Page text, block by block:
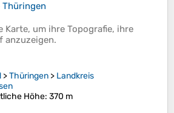
Thüringen
Karte, um ihre Topografie, ihre
anzuzeigen.
>Thüringen > Landkreis
Höhe: 370 m